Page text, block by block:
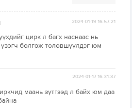
2024-01-19 16:57:21
цирк л багх наснаас нь
үзэгч болгож төлөвшүүлдэг юм
2024-01-17 16:31:37
маань зүтгээд л байх юм даа